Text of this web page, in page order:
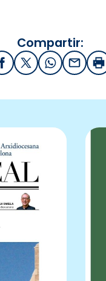
Compartir:
FacebookX / Twitter
WhatsApp
Email